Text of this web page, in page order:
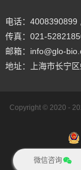
电话：4008390899
传真：021-
邮箱：info@glo-
地址：上海市长宁
Copyright © 2020 -
微信咨询